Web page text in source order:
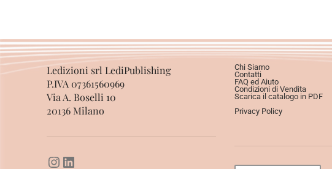
Ledizioni srl LediPublishing
P.IVA 07361560969
Via A. Boselli 10
20136 Milano
Chi Siamo
Contatti
FAQ ed Aiuto
Condizioni di Vendita
Scarica il catalogo in PDF
Privacy Policy